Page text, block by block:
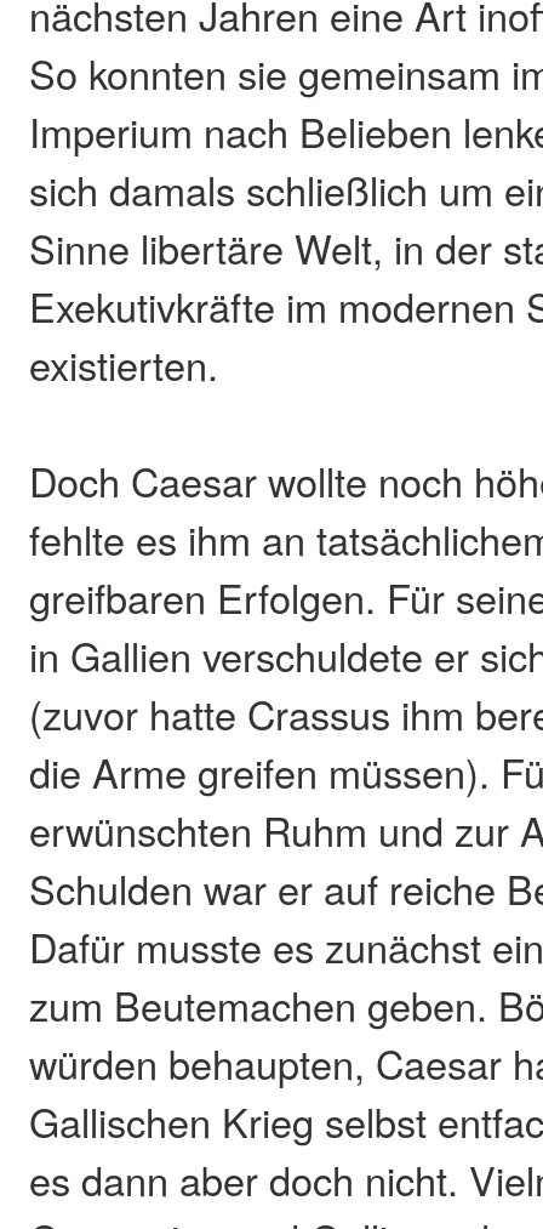
nächsten Jahren eine Art
So konnten sie gemeinsam
Imperium nach Belieben
sich damals schließlich um
Sinne libertäre Welt, in der
Exekutivkräfte im modernen
existierten.
Doch Caesar wollte noch
fehlte es ihm an
greifbaren Erfolgen. Für
in Gallien verschuldete er
(zuvor hatte Crassus ihm
die Arme greifen müssen).
erwünschten Ruhm und zur
Schulden war er auf reiche
Dafür musste es zunächst
zum Beutemachen geben.
würden behaupten, Caesar
Gallischen Krieg selbst
es dann aber doch nicht.